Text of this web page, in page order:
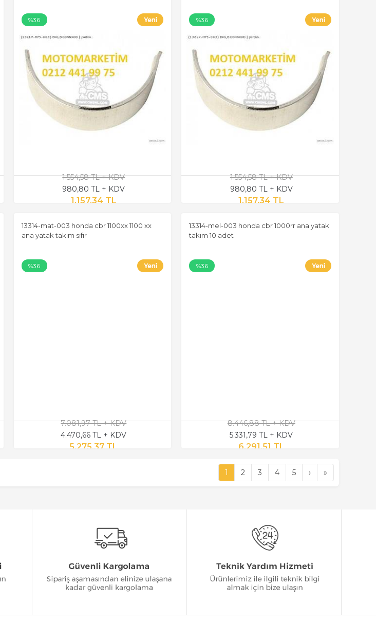
%36
1.554,58 TL + KDV
980,80 TL + KDV
1.157,34 TL
%36
1.554,58 TL + KDV
980,80 TL + KDV
1.157,34 TL
13314-mat-003 honda cbr 1100xx 1100 xx
ana yatak takım sıfır
%36
7.081,97 TL + KDV
4.470,66 TL + KDV
5.275,37 TL
13314-mel-003 honda cbr 1000rr ana yatak
takım 10 adet
%36
8.446,88 TL + KDV
5.331,79 TL + KDV
6.291,51 TL
1 2 3 4 5 › »